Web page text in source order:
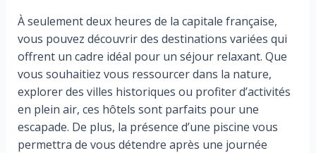
À seulement deux heures de la capitale française,
vous pouvez découvrir des destinations variées qui
offrent un cadre idéal pour un séjour relaxant. Que
vous souhaitiez vous ressourcer dans la nature,
explorer des villes historiques ou profiter d’activités
en plein air, ces hôtels sont parfaits pour une
escapade. De plus, la présence d’une piscine vous
permettra de vous détendre après une journée